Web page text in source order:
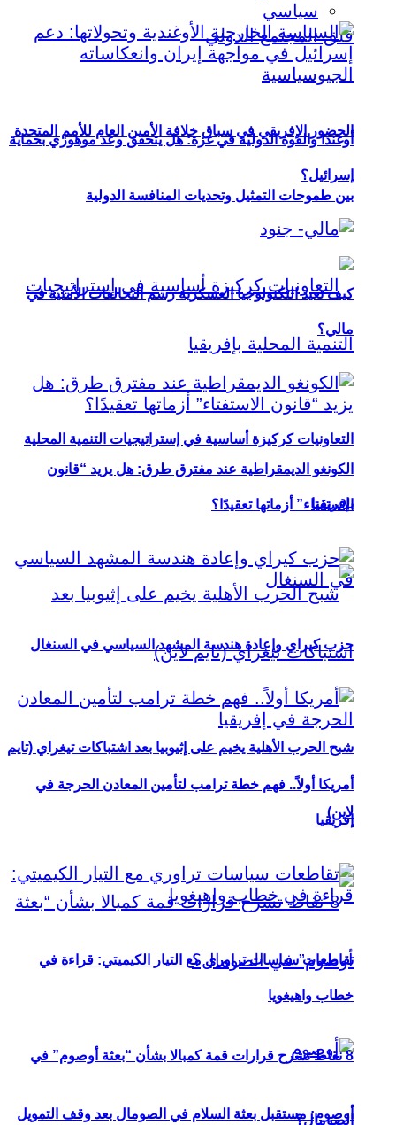
الحضور الإفريقي في سباق خلافة الأمين العام للأمم المتحدة
بين طموحات التمثيل وتحديات المنافسة الدولية
التعاونيات كركيزة أساسية في إستراتيجيات التنمية المحلية
بإفريقيا
شبح الحرب الأهلية يخيم على إثيوبيا بعد اشتباكات تيغراي (تايم
لاين)
8 نقاط تشرح قرارات قمة كمبالا بشأن “بعثة أوصوم” في
الصومال؟
سياسي
أوغندا والقوة الدولية في غزة: هل يتحقق وعد موهوزي بحماية
إسرائيل؟
كيف تعيد التكنولوجيا العسكرية رسم التحالفات الأمنية في
مالي؟
الكونغو الديمقراطية عند مفترق طرق: هل يزيد “قانون
الاستفتاء” أزماتها تعقيدًا؟
حزب كيراي وإعادة هندسة المشهد السياسي في السنغال
أمريكا أولاً.. فهم خطة ترامب لتأمين المعادن الحرجة في
إفريقيا
تقاطعات سياسات تراوري مع التيار الكيميتي: قراءة في
خطاب واهيغويا
أوصوم: مستقبل بعثة السلام في الصومال بعد وقف التمويل